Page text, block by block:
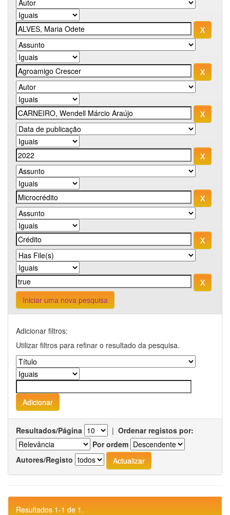
Iniciar uma nova pesquisa
Adicionar filtros:
Utilizar filtros para refinar o resultado da pesquisa.
Resultados/Página | Ordenar registos por:
Por ordem
Autores/Registo
Resultados 1-1 de 1.